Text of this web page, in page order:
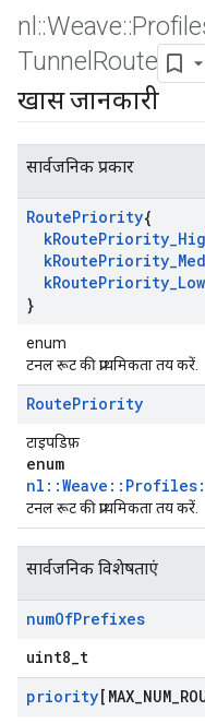
nl ::Weave::
Tunnel Route
खास जानकारी
सार्वजनिक प्रकार
RoutePriority{
kRoutePriority_
kRoutePriority_
kRoutePriority_Low
}
enum
टनल रूट की प्राथमिकता तय करें.
RoutePriority
टाइपडिफ़
enum
टनल रूट की प्राथमिकता तय करें.
सार्वजनिक विशेषताएं
numOfPrefixes
uint8_t
priority[MAX NUM